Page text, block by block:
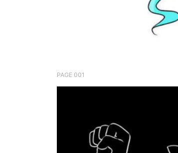
PAGE 001